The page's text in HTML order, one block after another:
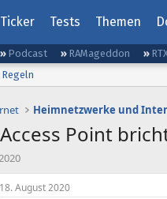
Ticker Tests Themen
Podcast RAMageddon
Regeln
Heimnetzwerke und
Point
18. August 2020